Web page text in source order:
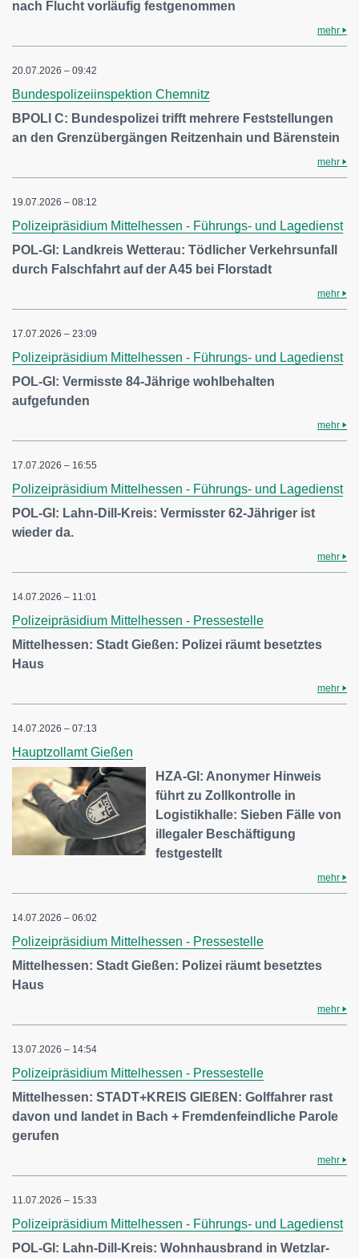
nach Flucht vorläufig festgenommen
mehr
20.07.2026 – 09:42
Bundespolizeiinspektion Chemnitz
BPOLI C: Bundespolizei trifft mehrere Feststellungen
an den Grenzübergängen Reitzenhain und Bärenstein
mehr
19.07.2026 – 08:12
Polizeipräsidium Mittelhessen - Führungs- und Lagedienst
POL-GI: Landkreis Wetterau: Tödlicher Verkehrsunfall
durch Falschfahrt auf der A45 bei Florstadt
mehr
17.07.2026 – 23:09
Polizeipräsidium Mittelhessen - Führungs- und Lagedienst
POL-GI: Vermisste 84-Jährige wohlbehalten
aufgefunden
mehr
17.07.2026 – 16:55
Polizeipräsidium Mittelhessen - Führungs- und Lagedienst
POL-GI: Lahn-Dill-Kreis: Vermisster 62-Jähriger ist
wieder da.
mehr
14.07.2026 – 11:01
Polizeipräsidium Mittelhessen - Pressestelle
Mittelhessen: Stadt Gießen: Polizei räumt besetztes
Haus
mehr
14.07.2026 – 07:13
Hauptzollamt Gießen
HZA-GI: Anonymer Hinweis
führt zu Zollkontrolle in
Logistikhalle: Sieben Fälle von
illegaler Beschäftigung
festgestellt
mehr
14.07.2026 – 06:02
Polizeipräsidium Mittelhessen - Pressestelle
Mittelhessen: Stadt Gießen: Polizei räumt besetztes
Haus
mehr
13.07.2026 – 14:54
Polizeipräsidium Mittelhessen - Pressestelle
Mittelhessen: STADT+KREIS GIEßEN: Golffahrer rast
davon und landet in Bach + Fremdenfeindliche Parole
gerufen
mehr
11.07.2026 – 15:33
Polizeipräsidium Mittelhessen - Führungs- und Lagedienst
POL-GI: Lahn-Dill-Kreis: Wohnhausbrand in Wetzlar-